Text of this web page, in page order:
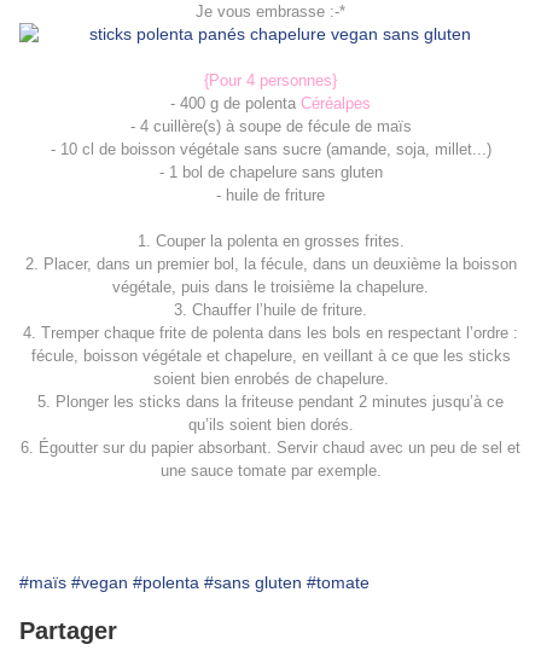
Je vous embrasse :-*
{Pour 4 personnes}
- 400 g de polenta Céréalpes
- 4 cuillère(s) à soupe de fécule de maïs
- 10 cl de boisson végétale sans sucre (amande, soja, millet...)
- 1 bol de chapelure sans gluten
- huile de friture
1. Couper la polenta en grosses frites.
2. Placer, dans un premier bol, la fécule, dans un deuxième la boisson
végétale, puis dans le troisième la chapelure.
3. Chauffer l’huile de friture.
4. Tremper chaque frite de polenta dans les bols en respectant l’ordre :
fécule, boisson végétale et chapelure, en veillant à ce que les sticks
soient bien enrobés de chapelure.
5. Plonger les sticks dans la friteuse pendant 2 minutes jusqu’à ce
qu’ils soient bien dorés.
6. Égoutter sur du papier absorbant. Servir chaud avec un peu de sel et
une sauce tomate par exemple.
#maïs #vegan #polenta #sans gluten #tomate
Partager